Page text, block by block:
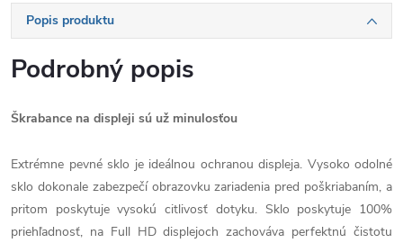
Popis produktu
Podrobný popis
Škrabance na displeji sú už minulosťou
Extrémne pevné sklo je ideálnou ochranou displeja. Vysoko odolné
sklo dokonale zabezpečí obrazovku zariadenia pred poškriabaním, a
pritom poskytuje vysokú citlivosť dotyku. Sklo poskytuje 100%
priehľadnosť, na Full HD displejoch zachováva perfektnú čistotu